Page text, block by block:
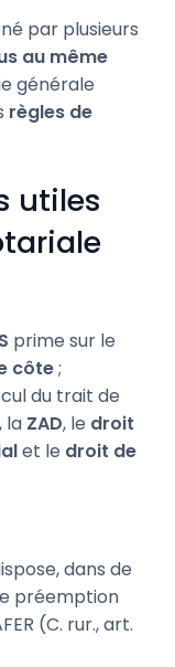
par plusieurs
au même
générale
règles de
utiles
prime sur le
côte;
du trait de
, la ZAD, le droit
et le droit de
dans de
préemption
(C. rur., art.